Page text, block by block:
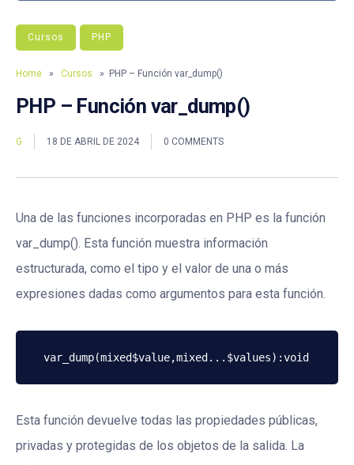
Cursos PHP
Home » Cursos » PHP – Función var_dump()
PHP – Función var_dump()
G 18 DE ABRIL DE 2024 0 COMMENTS
Una de las funciones incorporadas en PHP es la función
var_dump(). Esta función muestra información
estructurada, como el tipo y el valor de una o más
expresiones dadas como argumentos para esta función.
var_dump(mixed$value,mixed...$values):void
Esta función devuelve todas las propiedades públicas,
privadas y protegidas de los objetos de la salida. La